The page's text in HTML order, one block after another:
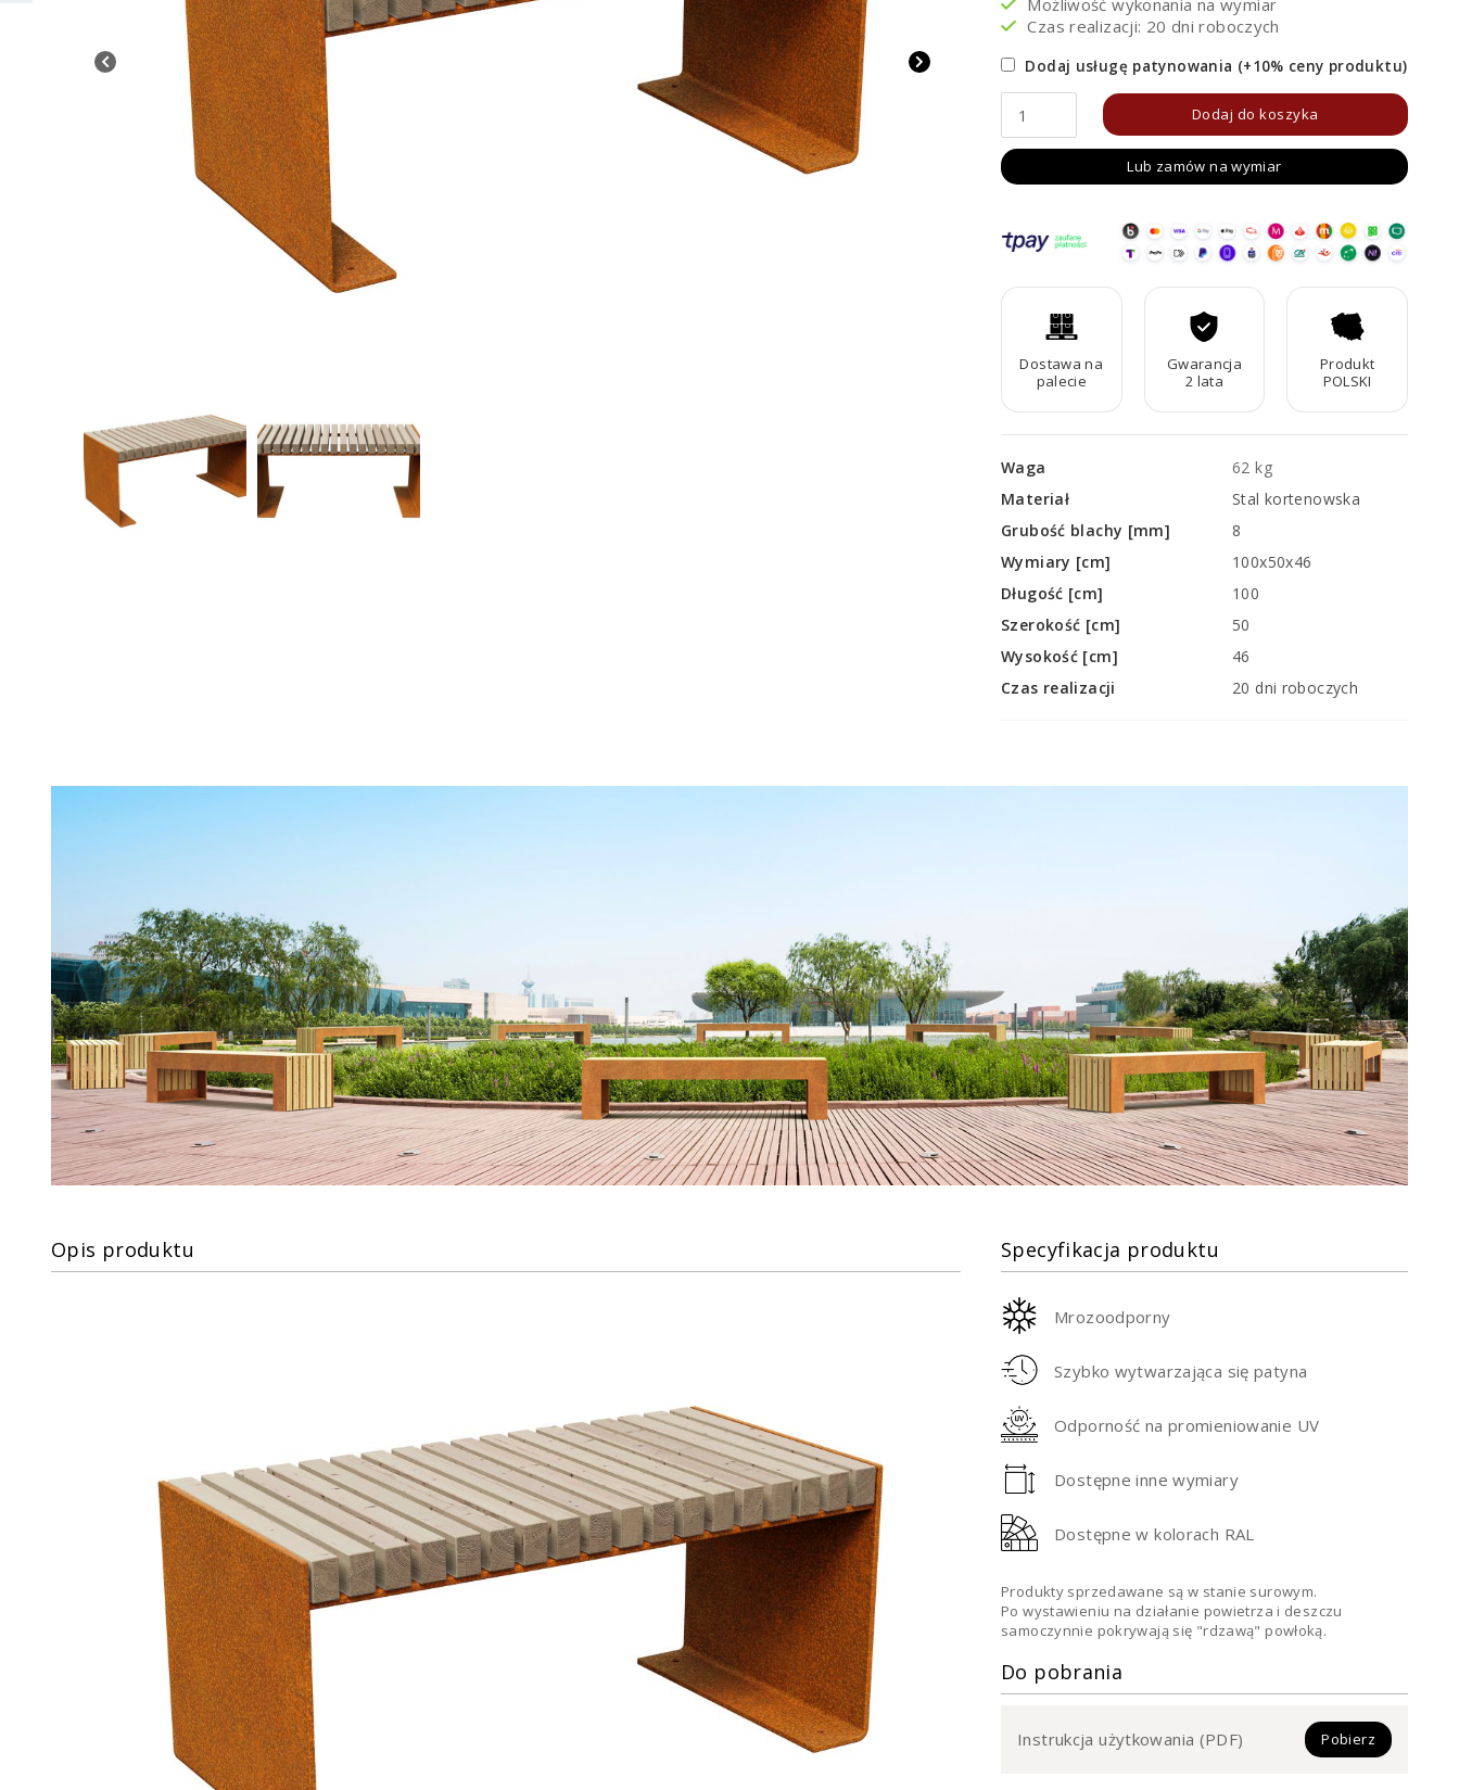
Możliwość wykonania na wymiar
Czas realizacji: 20 dni roboczych
Dodaj usługę patynowania (+10% ceny produktu)
ilość
Ławka
ogrodowa/miejska
FLANCO
Dodaj do koszyka
Lub zamów na wymiar
Dostawa na
palecie
Gwarancja
2 lata
Produkt
POLSKI
Waga
62 kg
Materiał
Stal kortenowska
Grubość blachy [mm]
8
Wymiary [cm]
100x50x46
Długość [cm]
100
Szerokość [cm]
50
Wysokość [cm]
46
Czas realizacji
20 dni roboczych
Opis produktu Specyfikacja produktu
Mrozoodporny
Szybko wytwarzająca się patyna
Odporność na promieniowanie UV
Dostępne inne wymiary
Dostępne w kolorach RAL
Produkty sprzedawane są w stanie surowym.
Po wystawieniu na działanie powietrza i deszczu
samoczynnie pokrywają się "rdzawą" powłoką.
Do pobrania
Instrukcja użytkowania (PDF) Pobierz